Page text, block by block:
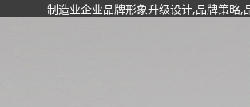
制造业企业品牌形象升级设计,品牌策略,